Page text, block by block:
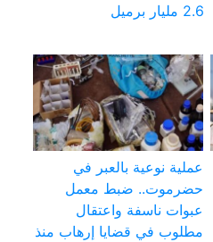
2.6 مليار برميل
عملية نوعية بالعبر في
حضرموت.. ضبط معمل
عبوات ناسفة واعتقال
مطلوب في قضايا إرهاب منذ